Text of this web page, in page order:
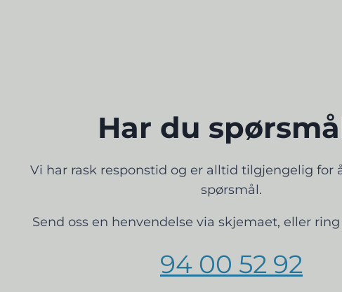
Har du
​Vi har rask responstid og er alltid ​tilgjengelig for
spørsmål.
Send oss en henvendelse via skjemaet, eller
94 00 52 92